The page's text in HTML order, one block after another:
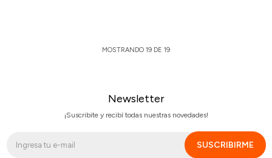
MOSTRANDO 19 DE 19
Newsletter
¡Suscribite y recibí todas nuestras novedades!
SUSCRIBIRME